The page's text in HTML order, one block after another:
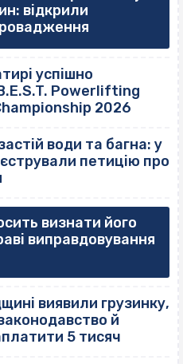
відкрили
успішно
Powerlifting
2026
води та багна: у
петицію про
визнати його
виправдовування
виявили грузинку,
й
5 тисяч